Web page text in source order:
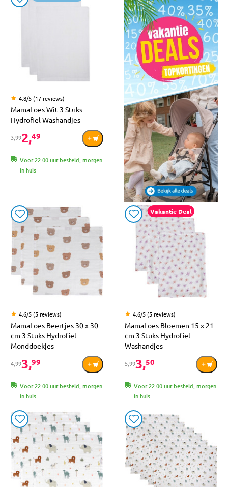
4.8/5 (17 reviews)
MamaLoes Wit 3 Stuks
Hydrofiel Washandjes
3,992,49
Voor 22:00 uur besteld, morgen
in huis
4.6/5 (5 reviews)
MamaLoes Beertjes 30 x 30
cm 3 Stuks Hydrofiel
Monddoekjes
4,993,99
Voor 22:00 uur besteld, morgen
in huis
Vakantie Deal
4.6/5 (5 reviews)
MamaLoes Bloemen 15 x 21
cm 3 Stuks Hydrofiel
Washandjes
5,993,50
Voor 22:00 uur besteld, morgen
in huis